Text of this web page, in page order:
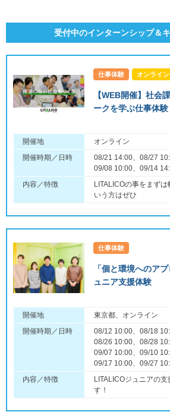
受付中のインターンシップ＆
仕事体験 オンライ
【WEB開催】社会
ークを学ぶ仕事体験
開催地
オンライン
開催時期／日時
08/21 14:00、08/27
09/08 10:00、09/14
内容／特徴
LITALICOの事をまず
いう方はぜひ
仕事体験
「個と環境へのア
ュニア支援体験
開催地
東京都、オンライン
開催時期／日時
08/12 10:00、08/18
08/26 10:00、08/28
09/07 10:00、09/10
09/17 10:00、09/27
内容／特徴
LITALICOジュニアの支
す！